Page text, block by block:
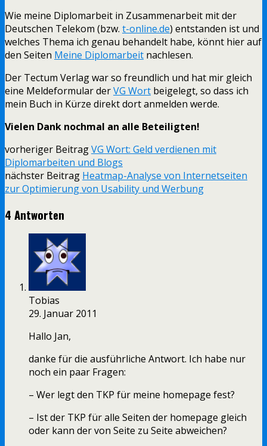
Wie meine Diplomarbeit in Zusammenarbeit mit der
Deutschen Telekom (bzw. t-online.de) entstanden ist und
welches Thema ich genau behandelt habe, könnt hier auf
den Seiten Meine Diplomarbeit nachlesen.
Der Tectum Verlag war so freundlich und hat mir gleich
eine Meldeformular derVG Wort beigelegt, so dass ich
mein Buch in Kürze direkt dort anmelden werde.
Vielen Dank nochmal an alle Beteiligten!
vorheriger BeitragVG Wort: Geld verdienen mit
Diplomarbeiten und Blogs
nächster Beitrag Heatmap-Analyse von Internetseiten
zur Optimierung von Usability und Werbung
4 Antworten
Tobias
29. Januar 2011
Hallo Jan,
danke für die ausführliche Antwort. Ich habe nur
noch ein paar Fragen:
– Wer legt den TKP für meine homepage fest?
– Ist der TKP für alle Seiten der homepage gleich
oder kann der von Seite zu Seite abweichen?